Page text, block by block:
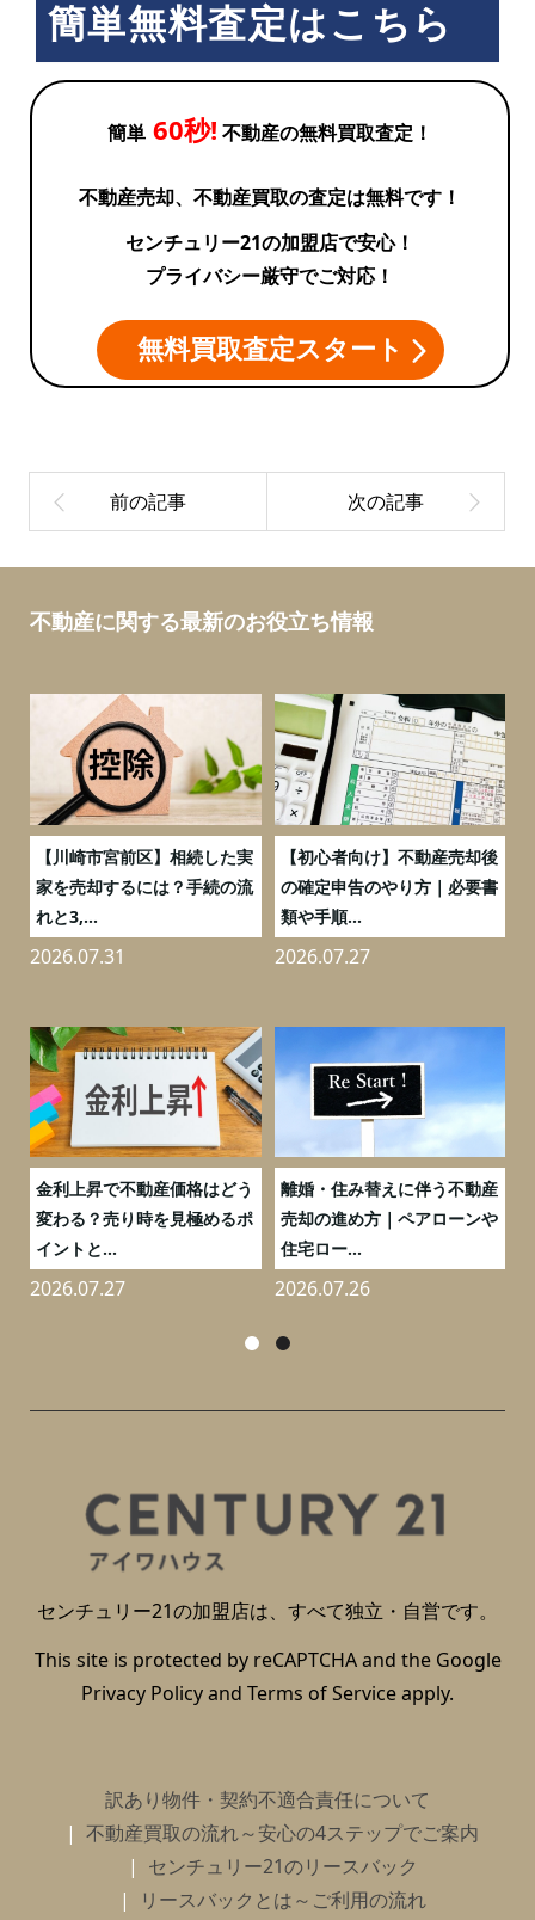
簡単無料査定はこちら
簡単 60秒! 不動産の無料買取査定！
不動産売却、不動産買取の査定は無料です！
センチュリー21の加盟店で安心！
プライバシー厳守でご対応！
無料買取査定スタート
不動産に関する最新のお役立ち情報
【川崎市宮前区】相続した実
家を売却するには？手続の流
れと3,...
2026.07.31
【初心者向け】不動産売却後
の確定申告のやり方｜必要書
類や手順...
2026.07.27
金利上昇で不動産価格はどう
変わる？売り時を見極めるポ
イントと...
2026.07.27
離婚・住み替えに伴う不動産
売却の進め方｜ペアローンや
住宅ロー...
2026.07.26
センチュリー21の加盟店は、すべて独立・自営です。
This site is protected by reCAPTCHA and the Google
Privacy Policyand Terms of Serviceapply.
訳あり物件・契約不適合責任について
不動産買取の流れ～安心の4ステップでご案内
センチュリー21のリースバック
リースバックとは～ご利用の流れ